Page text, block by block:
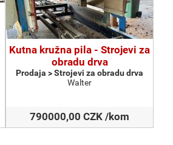
Kutna kružna pila - Strojevi za
obradu drva
Prodaja > Strojevi za obradu drva
Walter
790000,00 CZK /kom